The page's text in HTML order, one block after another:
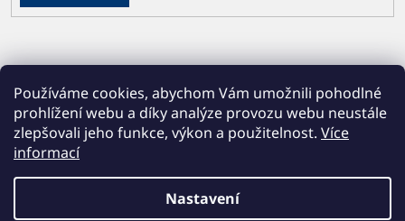
Používáme cookies, abychom Vám umožnili pohodlné
prohlížení webu a díky analýze provozu webu neustále
zlepšovali jeho funkce, výkon a použitelnost. Více
informací
Nastavení